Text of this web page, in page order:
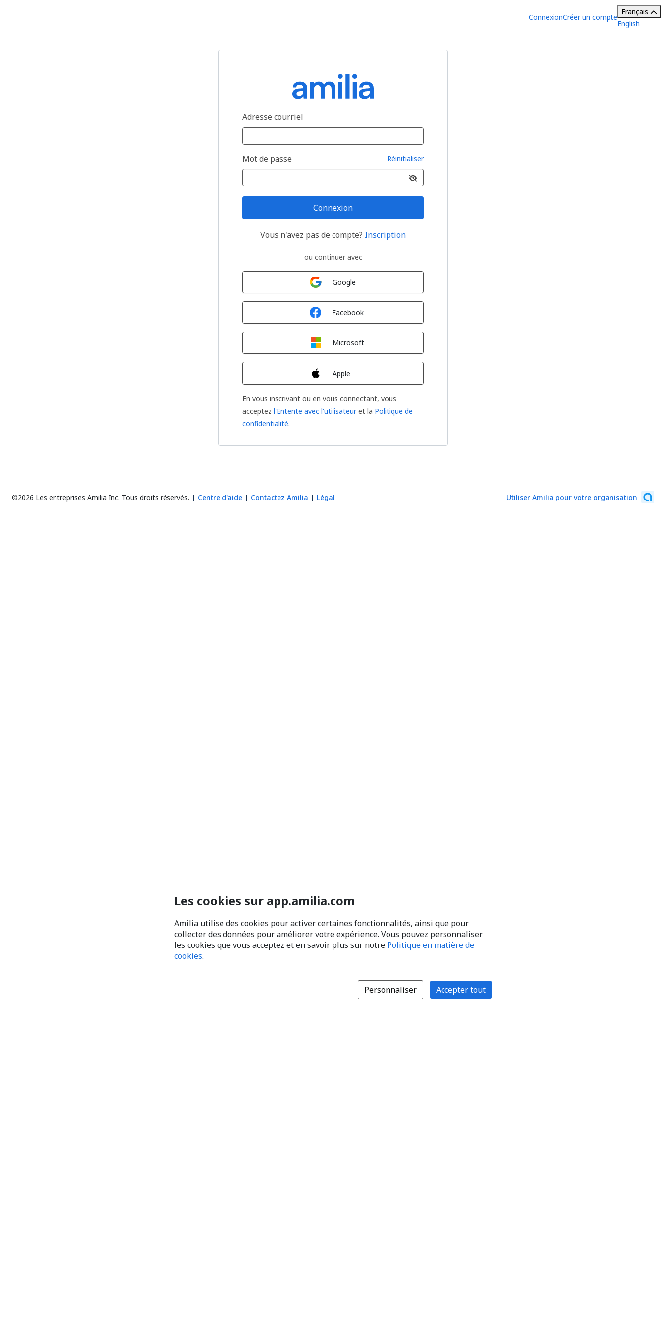
ConnexionCréer un compte
Français
English
Adresse courriel
Mot de passe Réinitialiser
Connexion
Vous n'avez pas de compte? Inscription
ou continuer avec
Google
Facebook
Microsoft
Apple
En vous inscrivant ou en vous connectant, vous
acceptez l'Entente avec l'utilisateuret la Politique de
confidentialité.
©2026 Les entreprises Amilia Inc. Tous droits réservés. Centre d'aide Contactez Amilia Légal Utiliser Amilia pour votre organisation
Les cookies sur app.amilia.com
Amilia utilise des cookies pour activer certaines fonctionnalités, ainsi que pour
collecter des données pour améliorer votre expérience. Vous pouvez personnaliser
les cookies que vous acceptez et en savoir plus sur notre Politique en matière de
cookies.
Personnaliser Accepter tout